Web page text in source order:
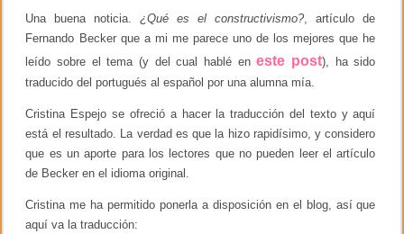
o
k
b
r
:
a
r
a
a
Una buena noticia.¿Qué es el constructivismo?, artículo de
Fernando Becker que a mi me parece uno de los mejores que he
leído sobre el tema (y del cual hablé eneste post), ha sido
traducido del portugués al español por una alumna mía.
Cristina Espejo se ofreció a hacer la traducción del texto y aquí
está el resultado. La verdad es que la hizo rapidísimo, y considero
que es un aporte para los lectores que no pueden leer el artículo
de Becker en el idioma original.
Cristina me ha permitido ponerla a disposición en el blog, así que
aquí va la traducción: